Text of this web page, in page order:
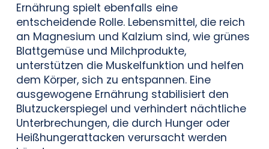
Ernährung spielt ebenfalls eine
entscheidende Rolle. Lebensmittel, die reich
an Magnesium und Kalzium sind, wie grünes
Blattgemüse und Milchprodukte,
unterstützen die Muskelfunktion und helfen
dem Körper, sich zu entspannen. Eine
ausgewogene Ernährung stabilisiert den
Blutzuckerspiegel und verhindert nächtliche
Unterbrechungen, die durch Hunger oder
Heißhungerattacken verursacht werden